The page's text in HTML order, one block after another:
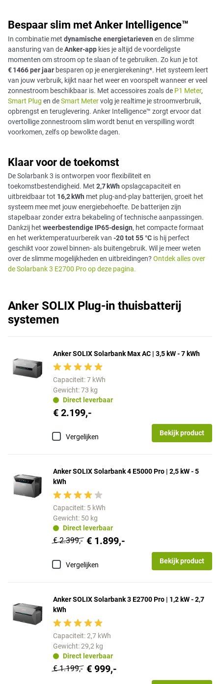
Bespaar slim met Anker Intelligence™
In combinatie met dynamische energietarieven en de slimme
aansturing van deAnker-app kies je altijd de voordeligste
momenten om stroom op te slaan of te gebruiken. Zo kun je tot
€ 1466 per jaar besparen op je energierekening*. Het systeem leert
van jouw verbruik, kijkt naar het weer en voorspelt wanneer er veel
zonnestroom beschikbaar is. Met accessoires zoals de P1 Meter,
Smart Plug en deSmart Metervolg je realtime je stroomverbruik,
opbrengst en teruglevering. Anker Intelligence™ zorgt ervoor dat
overtollige zonnestroom slim wordt benut en verspilling wordt
voorkomen, zelfs op bewolkte dagen.
Klaar voor de toekomst
De Solarbank 3 is ontworpen voor flexibiliteit en
toekomstbestendigheid. Met 2,7 kWh opslagcapaciteit en
uitbreidbaar tot 16,2 kWh met plug-and-play batterijen, groeit het
systeem mee met jouw energiebehoefte. De batterijen zijn
stapelbaar zonder extra bekabeling of technische aanpassingen.
Dankzij het weerbestendige IP65-design, het compacte formaat
en het werktemperatuurbereik van -20 tot 55 °C is hij perfect
geschikt voor zowel binnen- als buitengebruik. Wil je meer weten
over de slimme mogelijkheden en uitbreidingen? Ontdek alles over
de Solarbank 3 E2700 Pro op deze pagina.
Anker SOLIX Plug-in thuisbatterij
systemen
Anker SOLIX Solarbank Max AC | 3,5 kW - 7 kWh
Capaciteit: 7 kWh
Gewicht: 73 kg
Direct leverbaar
€ 2.199,-
Vergelijken Bekijk product
Anker SOLIX Solarbank 4 E5000 Pro | 2,5 kW - 5
kWh
Capaciteit: 5 kWh
Gewicht: 50 kg
Direct leverbaar
€ 2.399,- € 1.899,-
Vergelijken Bekijk product
Anker SOLIX Solarbank 3 E2700 Pro | 1,2 kW - 2,7
kWh
Capaciteit: 2,7 kWh
Gewicht: 29,2 kg
Direct leverbaar
€ 1.199,- € 999,-